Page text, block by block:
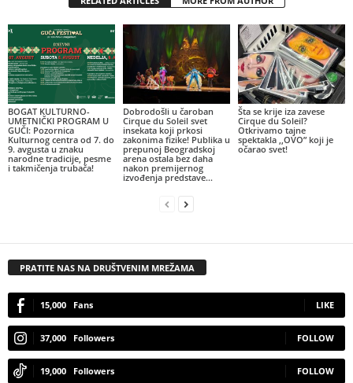
BOGAT KULTURNO-
UMETNIČKI PROGRAM U
GUČI: Pozornica
Kulturnog centra od 7. do
9. avgusta u znaku
narodne tradicije, pesme
i takmičenja trubača!
Dobrodošli u čaroban
Cirque du Soleil svet
insekata koji prkosi
zakonima fizike! Publika u
prepunoj Beogradskoj
arena ostala bez daha
nakon premijernog
izvođenja predstave...
Šta se krije iza zavese
Cirque du Soleil?
Otkrivamo tajne
spektakla ,,OVO” koji je
očarao svet!
PRATITE NAS NA DRUŠTVENIM MREŽAMA
15,000 Fans LIKE
37,000 Followers FOLLOW
19,000 Followers FOLLOW